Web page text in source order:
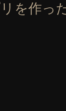
を作っ